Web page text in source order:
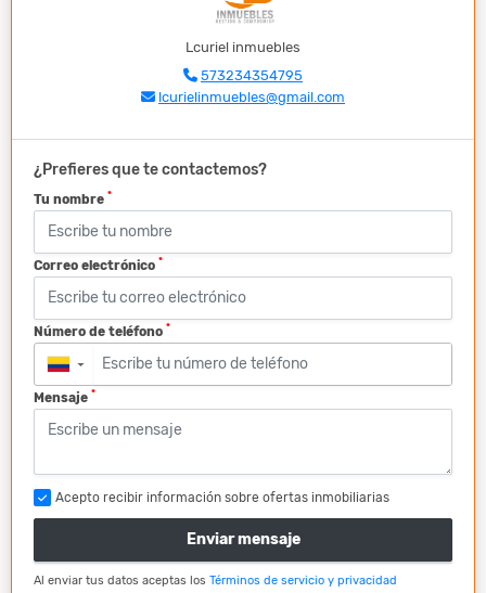
Lcuriel inmuebles
573234354795
lcurielinmuebles@gmail.com
¿Prefieres que te contactemos?
Tu nombre *
Correo electrónico *
Número de teléfono *
▼
Mensaje *
Acepto recibir información sobre ofertas inmobiliarias
Enviar mensaje
Al enviar tus datos aceptas los Términos de servicio y privacidad